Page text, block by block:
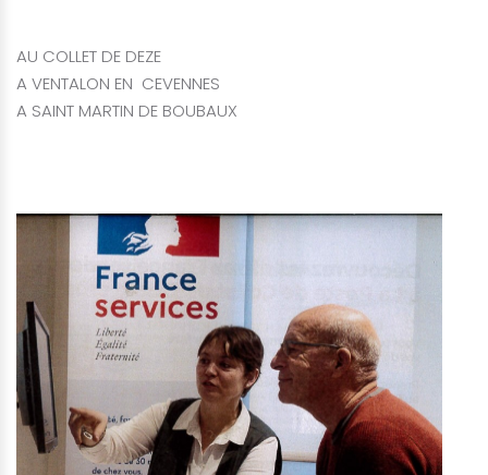
AU COLLET DE DEZE
A VENTALON EN CEVENNES
A SAINT MARTIN DE BOUBAUX